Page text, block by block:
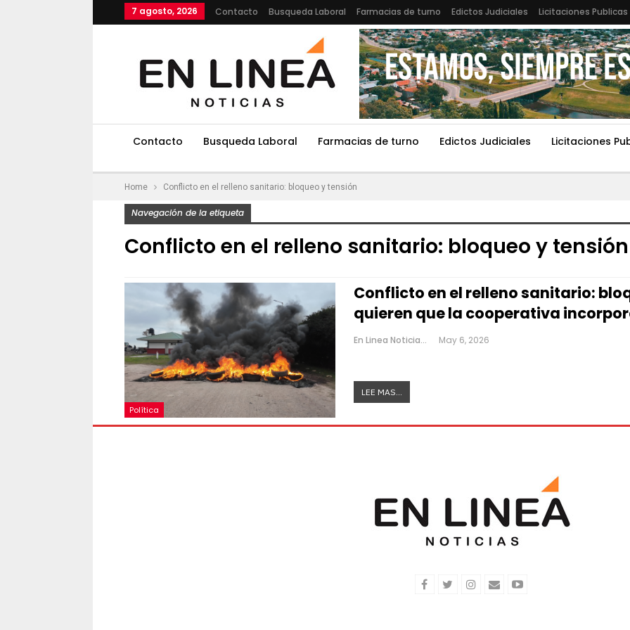
7 agosto, 2026 Contacto Busqueda Laboral Farmacias de turno Edictos Judiciales Licitaciones Publicas
Contacto Busqueda Laboral Farmacias de turno Edictos Judiciales Licitaciones
Home Conflicto en el relleno sanitario: bloqueo y tensión
Navegación de la etiqueta
Conflicto en el relleno sanitario: bloqueo y tensión
Política
Conflicto en el relleno sanitario:
quieren que la cooperativa
En Linea Noticias May 6, 2026
LEE MAS...